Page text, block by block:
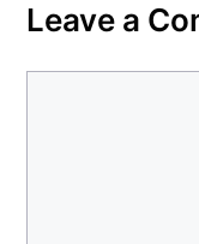
Leave a